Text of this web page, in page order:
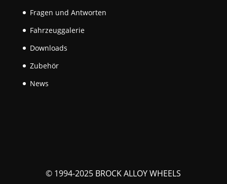
Fragen und Antworten
Fahrzeuggalerie
Downloads
Zubehör
News
© 1994-2025 BROCK ALLOY WHEELS